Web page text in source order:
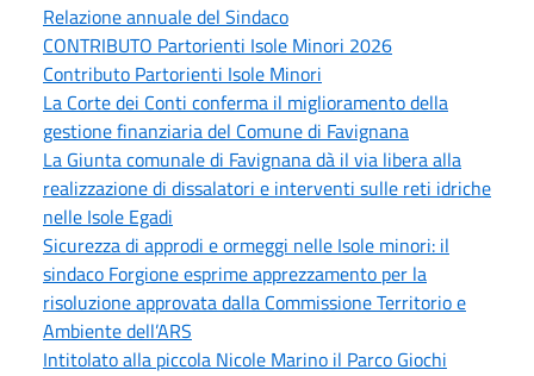
Relazione annuale del Sindaco
CONTRIBUTO Partorienti Isole Minori 2026
Contributo Partorienti Isole Minori
La Corte dei Conti conferma il miglioramento della
gestione finanziaria del Comune di Favignana
La Giunta comunale di Favignana dà il via libera alla
realizzazione di dissalatori e interventi sulle reti idriche
nelle Isole Egadi
Sicurezza di approdi e ormeggi nelle Isole minori: il
sindaco Forgione esprime apprezzamento per la
risoluzione approvata dalla Commissione Territorio e
Ambiente dell’ARS
Intitolato alla piccola Nicole Marino il Parco Giochi